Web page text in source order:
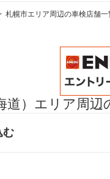
札幌市エリア周辺の車検店舗一
道）エリア周辺
む